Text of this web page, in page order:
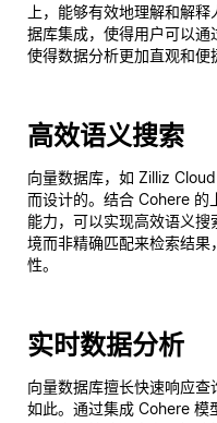
上，能够有效地理解和解
据库集成，使得用户可以
使得数据分析更加直观和便
高效语义搜索
向量数据库，如 Zilliz
而设计的。结合 Cohere 的
能力，可以实现高效语义
境而非精确匹配来检索结
性。
实时数据分析
向量数据库擅长快速响应
如此。通过集成 Cohere 模